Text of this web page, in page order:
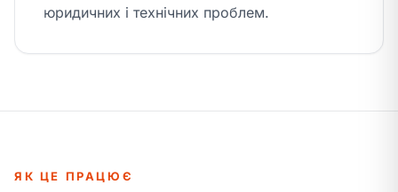
юридичних і технічних проблем.
ЯК ЦЕ ПРАЦЮЄ